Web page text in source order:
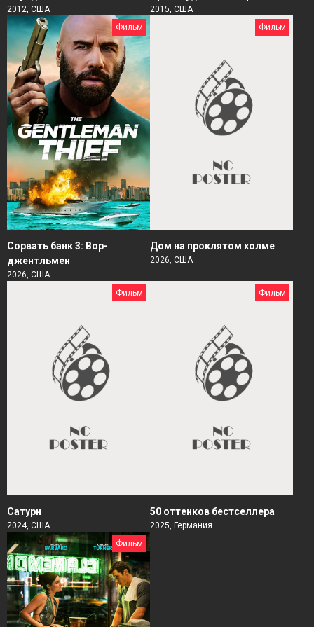
2012, США
2015, США
Фильм
Сорвать банк 3: Вор-
джентльмен
2026, США
Фильм
Дом на проклятом холме
2026, США
Фильм
Сатурн
2024, США
Фильм
50 оттенков бестселлера
2025, Германия
Фильм